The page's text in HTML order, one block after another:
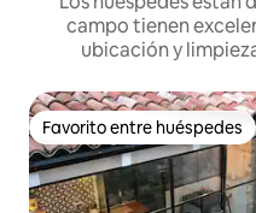
campo tienen
ubicación y
Favorito entre huéspedes
Favorito entre huéspedes